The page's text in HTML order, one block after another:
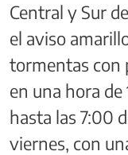
Central y Sur
el aviso
tormentas con
en una hora de
hasta las 7:00
viernes, con